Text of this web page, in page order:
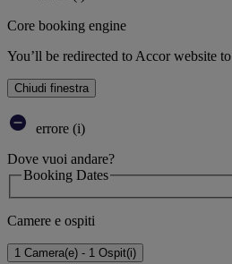
Core booking engine
You’ll be redirected to Accor website
Chiudi finestra
errore (i)
Dove vuoi andare?
Booking Dates
Camere e ospiti
1 Camera(e) - 1 Ospit(i)